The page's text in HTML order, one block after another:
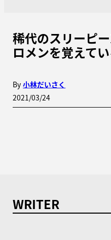
稀代のスリーピ
ロメンを覚えて
By 小林だいさく
2021/03/24
WRITER